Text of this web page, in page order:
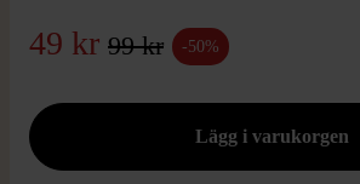
49 kr 99 kr -50%